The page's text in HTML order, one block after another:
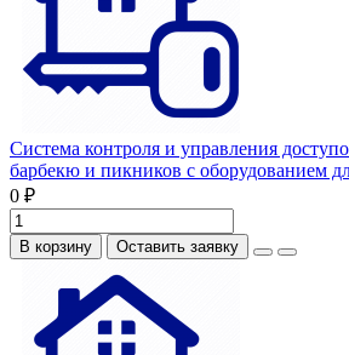
Система контроля и управления
барбекю и пикников с оборудованием
0 ₽
В корзину Оставить заявку